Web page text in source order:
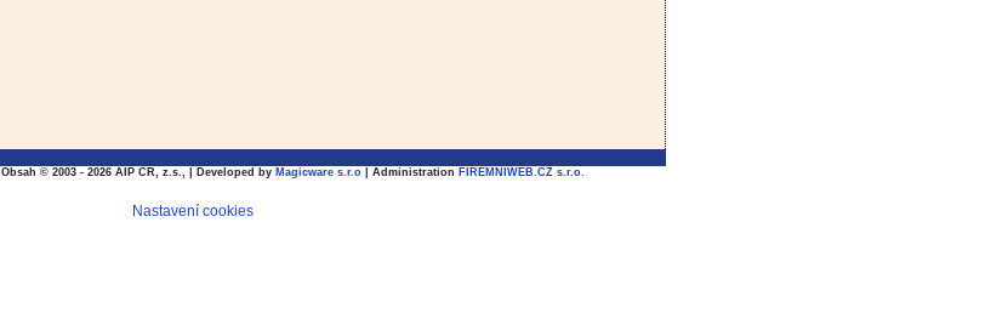
Obsah © 2003 - 2026 AIP CR, z.s., | Developed by Magicware s.r.o | Administration FIREMNIWEB.CZ s.r.o.
Nastavení cookies